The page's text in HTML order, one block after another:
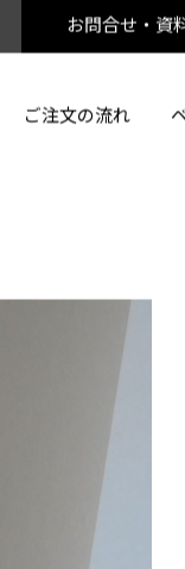
ご注文の流れ
お問合せ・資